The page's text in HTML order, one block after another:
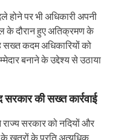
होने पर भी अधिकारी अपनी
के दौरान हुए अतिक्रमण के
सख्त कदम अधिकारियों को
बनाने के उद्देश्य से उठाया
की सख्त कार्रवाई
सरकार को नदियों और